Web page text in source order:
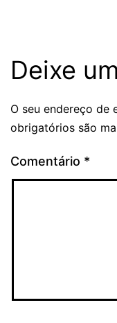
Deixe
O seu endereço de
obrigatórios são
Comentário *